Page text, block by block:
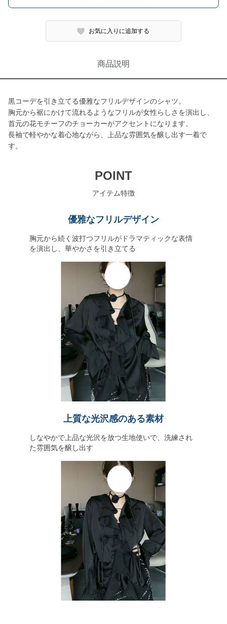
お気に入りに追加する
商品説明
黒コーデを引き立てる優雅なフリルデザインのシャツ。
胸元から裾にかけて流れるようなフリルが女性らしさを演出し、
首元の花モチーフのチョーカーがアクセントになります。
長袖で軽やかな着心地ながら、上品な雰囲気を醸し出す一着で
す。
POINT
アイテム特徴
優雅なフリルデザイン
胸元から続く波打つフリルがドラマティックな表情
を演出し、華やかさを引き立てる
上質な光沢感のある素材
しなやかで上品な光沢を放つ生地使いで、洗練され
た雰囲気を醸し出す